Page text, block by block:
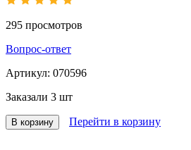
295 просмотров
Вопрос-ответ
Артикул: 070596
Заказали 3 шт
В корзину Перейти в корзину